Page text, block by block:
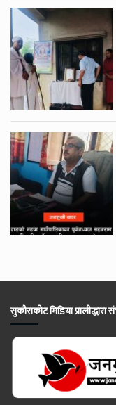
सुकौराकोट मिडिया प्रालीद्धारा